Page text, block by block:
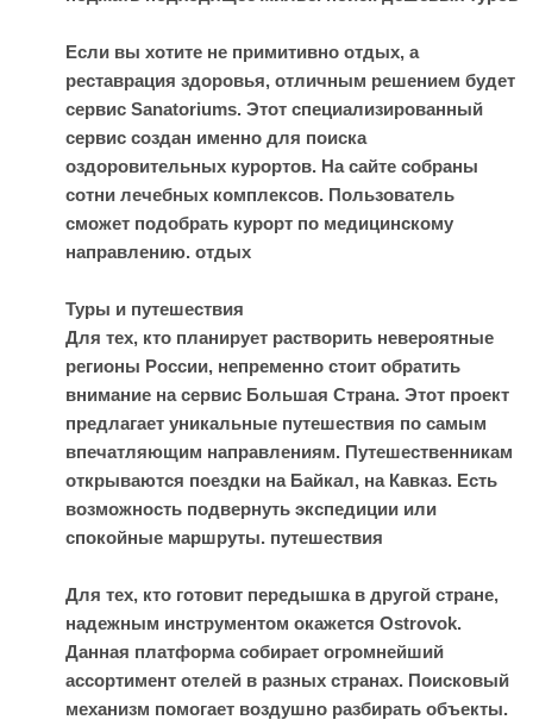
Если вы хотите не примитивно отдых, а
реставрация здоровья, отличным решением будет
сервис Sanatoriums. Этот специализированный
сервис создан именно для поиска
оздоровительных курортов. На сайте собраны
сотни лечебных комплексов. Пользователь
сможет подобрать курорт по медицинскому
направлению. отдых
Туры и путешествия
Для тех, кто планирует растворить невероятные
регионы России, непременно стоит обратить
внимание на сервис Большая Страна. Этот проект
предлагает уникальные путешествия по самым
впечатляющим направлениям. Путешественникам
открываются поездки на Байкал, на Кавказ. Есть
возможность подвернуть экспедиции или
спокойные маршруты. путешествия
Для тех, кто готовит передышка в другой стране,
надежным инструментом окажется Ostrovok.
Данная платформа собирает огромнейший
ассортимент отелей в разных странах. Поисковый
механизм помогает воздушно разбирать объекты.